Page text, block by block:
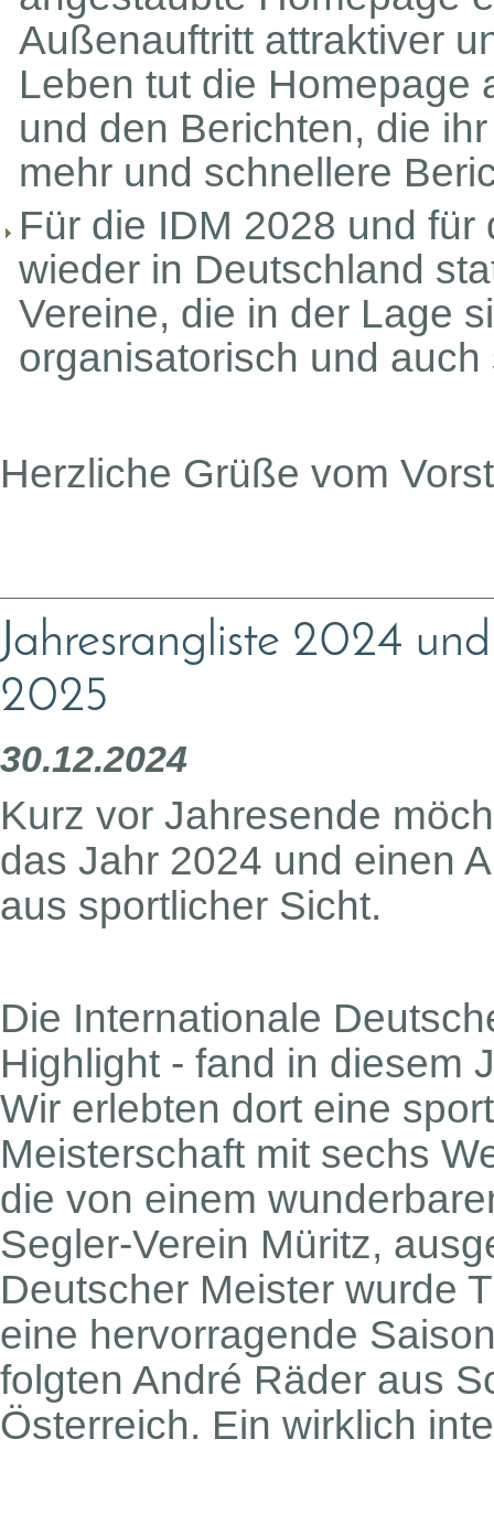
Außenauftritt attraktiver
Leben tut die Homepage
und den Berichten, die
mehr und schnellere
Für die IDM 2028 und
wieder in Deutschland
Vereine, die in der Lage
organisatorisch und
Herzliche Grüße vom
Jahresrangliste 2024
2025
30.12.2024
Kurz vor Jahresende
das Jahr 2024 und einen
aus sportlicher Sicht.
Die Internationale
Highlight - fand in diesem
Wir erlebten dort eine
Meisterschaft mit sechs
die von einem
Segler-Verein Müritz,
Deutscher Meister wurde
eine hervorragende
folgten André Räder aus
Österreich. Ein wirklich